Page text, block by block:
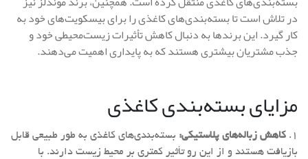
در تلاش است تا بسته‌بندی‌های کاغذی را برای بیسکویت‌های خود به
کار گیرد. این برندها به دنبال کاهش تأثیرات زیست‌محیطی خود و
جذب مشتریان بیشتری هستند که به پایداری اهمیت می‌دهند.
مزایای بسته‌بندی کاغذی
کاهش زباله‌های پلاستیکی: بسته‌بندی‌های کاغذی به طور طبیعی قابل
بازیافت هستند و از این رو تأثیر کمتری بر محیط زیست دارند. با